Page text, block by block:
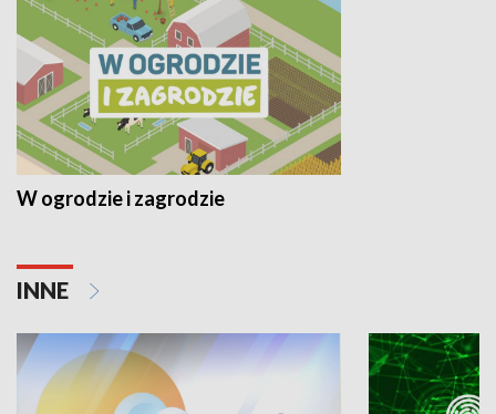
W ogrodzie i zagrodzie
INNE